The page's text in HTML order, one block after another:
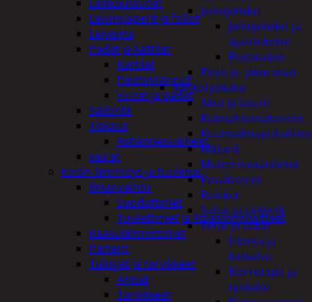
Jatkojohdot
Jatkojohdot ja
ajastinkellot
Pistotulpat
Pisto ja -jakorasiat
Sähkötyökalut
Akut ja laturit
Kulmahiomakoneet
Mittarit
Mutterinvääntimet
Porakoneet
Ruiskut
Sahat ja sirkkelit
Terät ja laikat
Hionta ja
katkaisu
Kierretapit ja
työkalut
Leivinpaperit ja foliot
Leivonta
Padat ja kattilat
Kattilat
Paistinpannut
Vuoat ja padat
Säilöntä
Tiskaus
Astianpesuaineet
vaa'at
Kodin lämmitys ja tuuletus
Ilmanvaihto
Suodattimet
Tuulettimet ja Ilmastointilaitteet
Kaasulämmittimet
Patterit
Tulisijat ja tarvikkeet
Arinat
Tarvikkeet